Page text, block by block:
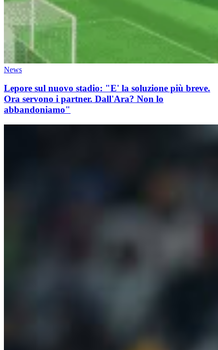
News
Lepore sul nuovo stadio: "E' la soluzione più breve.
Ora servono i partner. Dall'Ara? Non lo
abbandoniamo"